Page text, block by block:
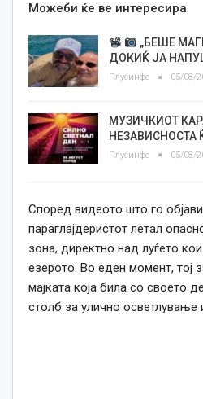
Можеби ќе ве интересира
„БЕШЕ
ДОКИЌ ЈА
Плусинфо 05/08/
МУЗИЧКИОТ
НЕЗАВИСНОСТА
Плусинфо 05/08/
Според видеото што го објави
параглајдеристот летал
зона, директно над луѓето
езерото. Во еден момент, тој
мајката која била со своето
столб за улично осветлување